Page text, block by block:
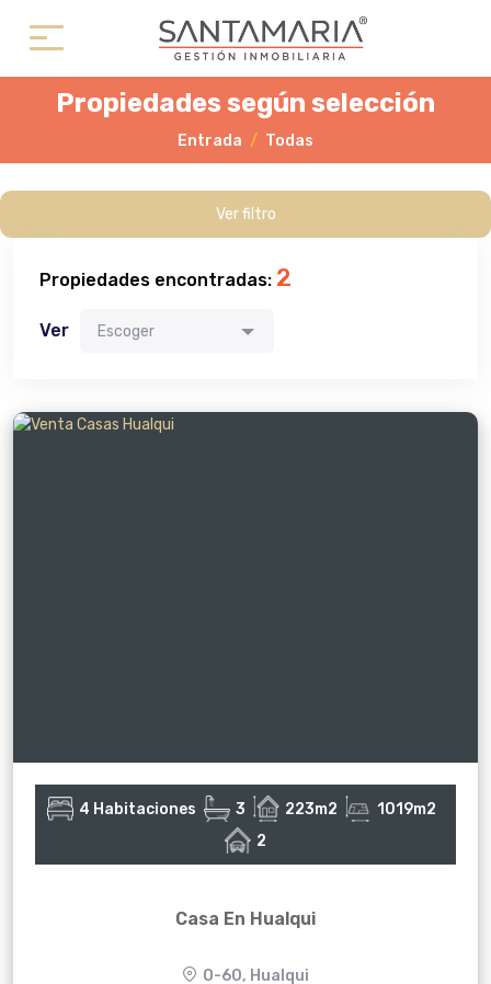
Propiedades según selección
Entrada Todas
Ver filtro
Propiedades encontradas: 2
Ver Escoger
4 Habitaciones 3 223m2
1019m2
2
Casa En Hualqui
O-60, Hualqui